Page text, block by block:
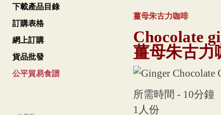
下載產品目錄
訂購表格
網上訂購
貨品批發
公平貿易食譜
薑母朱古力咖啡
Chocolate
薑母朱古力
所需時間 - 10分鐘
1人份